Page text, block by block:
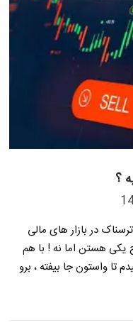
؟
در بازار های مالی
یکی هستن اما نه ! با هم
تا واستون جا بیفته ، برو